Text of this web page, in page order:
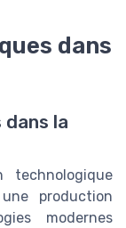
dans
la
technologique
production
modernes